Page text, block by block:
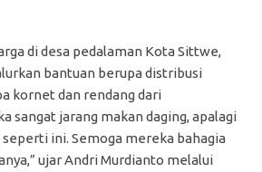
di desa pedalaman Kota Sittwe,
bantuan berupa distribusi
kornet dan rendang dari
sangat jarang makan daging, apalagi
ini. Semoga mereka bahagia
ujar Andri Murdianto melalui